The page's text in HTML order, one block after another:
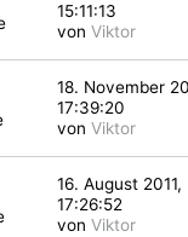
15:11:13
von Viktor
18. November
17:39:20
von Viktor
16. August 2011,
17:26:52
von Viktor